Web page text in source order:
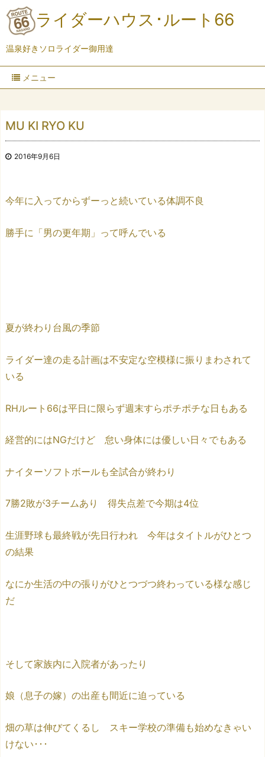
ライダーハウス･ルート66
温泉好きソロライダー御用達
メニュー
MU KI RYO KU
2016年9月6日
今年に入ってからずーっと続いている体調不良
勝手に「男の更年期」って呼んでいる
夏が終わり台風の季節
ライダー達の走る計画は不安定な空模様に振りまわされて
いる
RHルート66は平日に限らず週末すらポチポチな日もある
経営的にはNGだけど 怠い身体には優しい日々でもある
ナイターソフトボールも全試合が終わり
7勝2敗が3チームあり 得失点差で今期は4位
生涯野球も最終戦が先日行われ 今年はタイトルがひとつ
の結果
なにか生活の中の張りがひとつづつ終わっている様な感じ
だ
そして家族内に入院者があったり
娘（息子の嫁）の出産も間近に迫っている
畑の草は伸びてくるし スキー学校の準備も始めなきゃい
けない･･･